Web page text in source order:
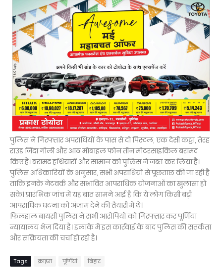
पुलिस ने गिरफ्तार अपराधियों के पास से दो पिस्टल, एक देसी कट्टा, तेरह
राउंड जिंदा गोली और आठ मोबाइल फोन तीन मोटरसाइकिल बरामद
किए हैं। बरामद हथियारों और सामान को पुलिस ने जब्त कर लिया है।
पुलिस अधिकारियों के अनुसार, सभी अपराधियों से पूछताछ की जा रही है
ताकि इनके नेटवर्क और संभावित आपराधिक योजनाओं का खुलासा हो
सके। प्रारंभिक जांच में यह बात सामने आई है कि ये लोग किसी बड़ी
आपराधिक घटना को अंजाम देने की तैयारी में थे।
फिलहाल बायसी पुलिस ने सभी आरोपियों को गिरफ्तार कर पूर्णिया
न्यायालय भेज दिया है। इलाके में इस कार्रवाई के बाद पुलिस की सतर्कता
और सक्रियता की चर्चा हो रही है।
Tags क्राइम पूर्णियां बिहार